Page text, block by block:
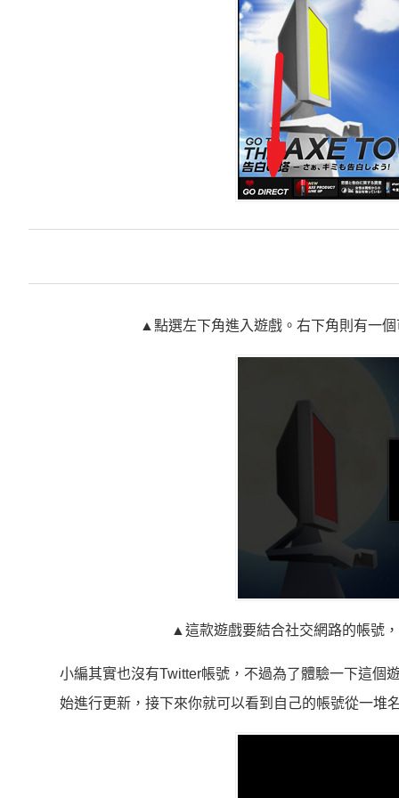
▲點選左下角進入遊戲。右下角則有一
▲這款遊戲要結合社交網路的帳號
小編其實也沒有Twitter帳號，不過為了體驗一下這個
始進行更新，接下來你就可以看到自己的帳號從一堆